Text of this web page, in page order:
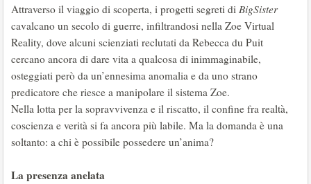
Attraverso il viaggio di scoperta, i progetti segreti di BigSister
cavalcano un secolo di guerre, infiltrandosi nella Zoe Virtual
Reality, dove alcuni scienziati reclutati da Rebecca du Puit
cercano ancora di dare vita a qualcosa di inimmaginabile,
osteggiati però da un’ennesima anomalia e da uno strano
predicatore che riesce a manipolare il sistema Zoe.
Nella lotta per la sopravvivenza e il riscatto, il confine fra realtà,
coscienza e verità si fa ancora più labile. Ma la domanda è una
soltanto: a chi è possibile possedere un’anima?
La presenza anelata